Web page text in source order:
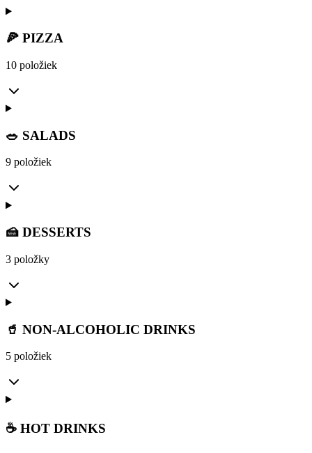
🍕 PIZZA
10 položiek
🥗 SALADS
9 položiek
🍰 DESSERTS
3 položky
🥤 NON-ALCOHOLIC DRINKS
5 položiek
☕ HOT DRINKS